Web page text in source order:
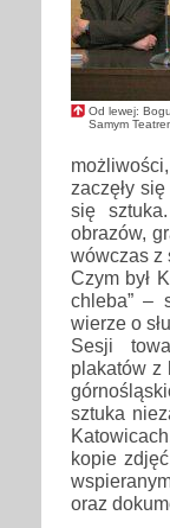
Od lewej:
Samym
zaczęły
się
obrazów,
wówczas z
Czym był
chleba” –
wierze o
Sesji
plakatów z
sztuka
kopie
oraz